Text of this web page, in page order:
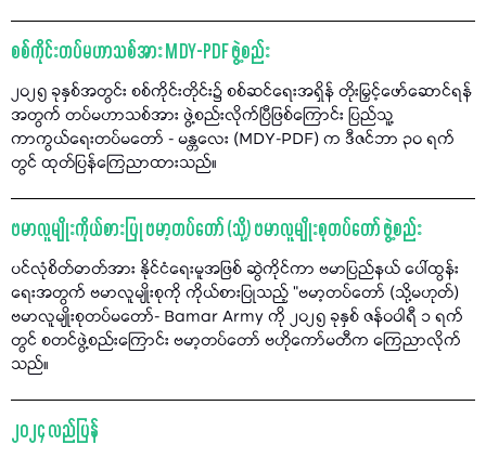
စစ်ကိုင်းတပ်မဟာသစ်အား MDY-PDF ဖွဲ့စည်း
၂၀၂၅ ခုနှစ်အတွင်း စစ်ကိုင်းတိုင်း၌ စစ်ဆင်ရေးအရှိန် တိုးမြှင့်ဖော်ဆောင်ရန်
အတွက် တပ်မဟာသစ်အား ဖွဲ့စည်းလိုက်ပြီဖြစ်ကြောင်း ပြည်သူ့
ကာကွယ်ရေးတပ်မတော် - မန္တလေး (MDY-PDF) က ဒီဇင်ဘာ ၃၀ ရက်
တွင် ထုတ်ပြန်ကြေညာထားသည်။
ဗမာလူမျိုးကိုယ်စားပြု ဗမာ့တပ်တော် (သို့) ဗမာလူမျိုးစုတပ်တော် ဖွဲ့စည်း
ပင်လုံစိတ်ဓာတ်အား နိုင်ငံရေးမူအဖြစ် ဆွဲကိုင်ကာ ဗမာပြည်နယ် ပေါ်ထွန်း
ရေးအတွက် ဗမာလူမျိုးစုကို ကိုယ်စားပြုသည့် "ဗမာ့တပ်တော် (သို့မဟုတ်)
ဗမာလူမျိုးစုတပ်မတော်- Bamar Army ကို ၂၀၂၅ ခုနှစ် ဇန်ဝဝါရီ ၁ ရက်
တွင် စတင်ဖွဲ့စည်းကြောင်း ဗမာ့တပ်တော် ဗဟိုကော်မတီက ကြေညာလိုက်
သည်။
၂၀၂၄ လည်ပြန်